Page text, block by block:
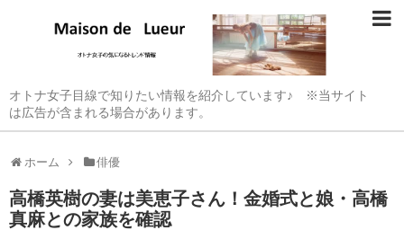
オトナ女子目線で知りたい情報を紹介しています♪ ※当サイト
は広告が含まれる場合があります。
ホーム 俳優
高橋英樹の妻は美恵子さん！金婚式と娘・高橋
真麻との家族を確認